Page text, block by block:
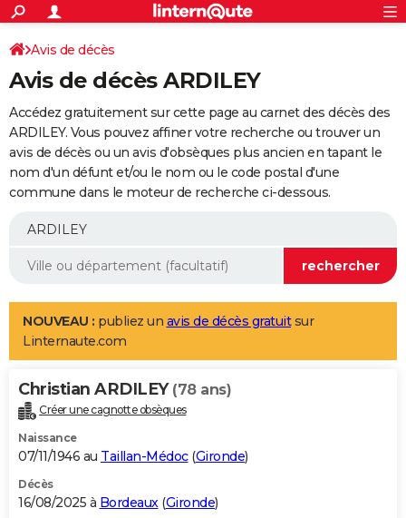
ACTUALITÉS
Politique
Société
Faits Divers
Education
Monde
Villes
+
SPORT
Coupe du monde 2026
Football
Tennis
Cyclisme
Rugby
Forum
Programme TV
TNT
Streaming
Cinéma
Sorties cinéma
Musique
+
FINANCE
Retraite
Epargne
Immobilier
Risques naturels par ville
Banque
Assurance
AUTO
Essais
Réserver un essai
Citadines
Berlines
SUV
Forum auto
+
Mobiles
Meilleur smartphone
Internet
Ordinateurs
Jeux vidéo
Guide high-tech
Aménagement intérieur
LIFESTYLE
Art de vivre
Bien-être
Loisirs
Mode
Modes de vie
Alimentation
Guide de la santé
Maladies
Médicaments
Sommeil
VOYAGE
Destinations
City break
Voyage nature
Voyage de noces
Forum
Climat
+PHOTO
GUIDES D'ACHAT
BONS PLANS
Avis de décès
Avis de décès ARDILEY
Accédez gratuitement sur cette page au carnet des décès des
ARDILEY. Vous pouvez affiner votre recherche ou trouver un
avis de décès ou un avis d'obsèques plus ancien en tapant le
nom d'un défunt et/ou le nom ou le code postal d'une
commune dans le moteur de recherche ci-dessous.
NOUVEAU : publiez un avis de décès gratuitsur
Linternaute.com
Christian ARDILEY (78 ans)
Créer une cagnotte obsèques
Naissance
07/11/1946 au Taillan-Médoc(Gironde)
Décès
16/08/2025 à Bordeaux(Gironde)